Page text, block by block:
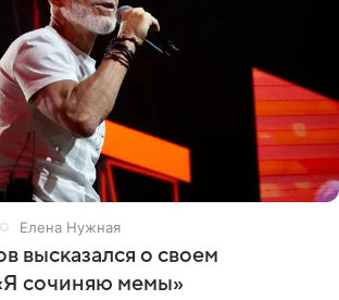
Елена Нужная
высказался о своем
сочиняю мемы»